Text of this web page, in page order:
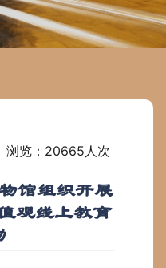
浏览：20665人次
馆组织开展
观线上教育